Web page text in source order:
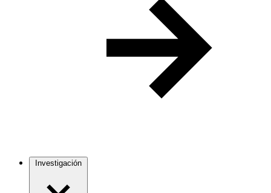
Investigación